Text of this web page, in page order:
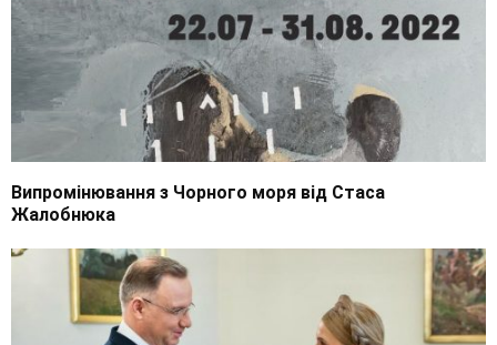
Випромінювання з Чорного моря від Стаса
Жалобнюка